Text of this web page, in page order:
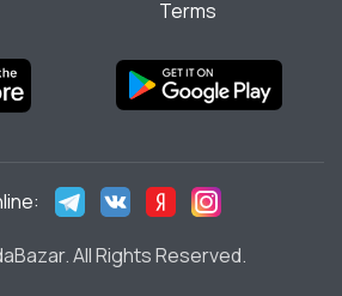
Terms
All Rights Reserved.